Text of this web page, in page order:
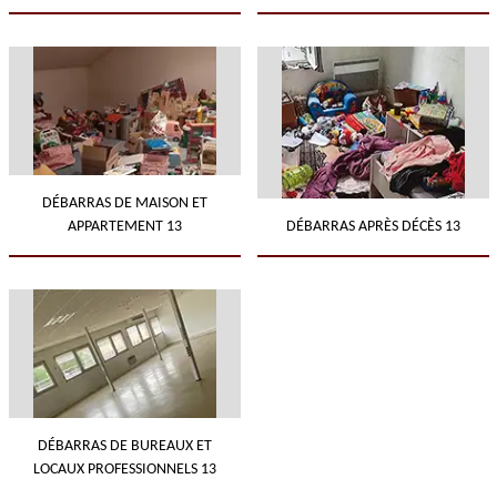
DÉBARRAS DE MAISON ET
APPARTEMENT 13
DÉBARRAS APRÈS DÉCÈS 13
DÉBARRAS DE BUREAUX ET
LOCAUX PROFESSIONNELS 13